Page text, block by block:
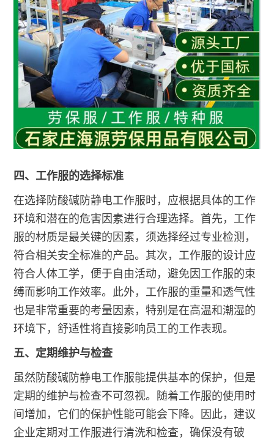
四、工作服的选择标准
在选择防酸碱防静电工作服时，应根据具体的工作
环境和潜在的危害因素进行合理选择。首先，工作
服的材质是最关键的因素，须选择经过专业检测，
符合相关安全标准的产品。其次，工作服的设计应
符合人体工学，便于自由活动，避免因工作服的束
缚而影响工作效率。此外，工作服的重量和透气性
也是非常重要的考量因素，特别是在高温和潮湿的
环境下，舒适性将直接影响员工的工作表现。
五、定期维护与检查
虽然防酸碱防静电工作服能提供基本的保护，但是
定期的维护与检查不可忽视。随着工作服的使用时
间增加，它们的保护性能可能会下降。因此，建议
企业定期对工作服进行清洗和检查，确保没有破